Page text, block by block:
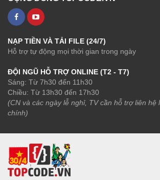
NẠP TIỀN VÀ TẢI FILE (24/7)
Hỗ trợ tự động mọi thời gian trong ngày
ĐỘI NGŨ HỖ TRỢ ONLINE (T2 - T7)
Sáng: Từ 7h30 đến 11h30
Chiều: Từ 13h30 đến 17h30
(CN và các ngày lễ nghỉ, TV cần hỗ trợ liên hệ
chính)